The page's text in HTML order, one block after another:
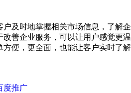
及时地掌握相关市场信息，了解企
善企业服务，可以让用户感觉更温
方便，更全面，也能让客户实时了解
度推广